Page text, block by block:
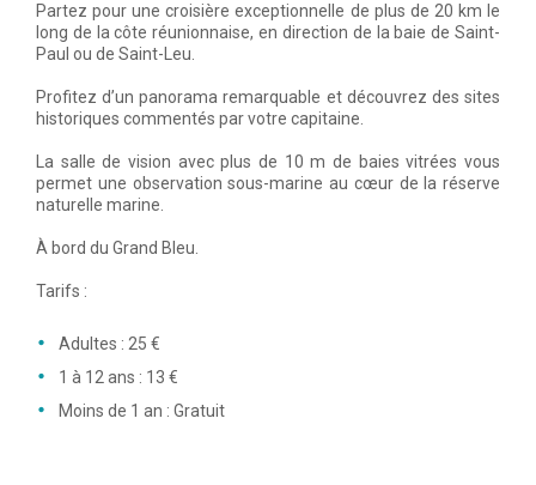
Partez pour une croisière exceptionnelle de plus de 20 km le
long de la côte réunionnaise, en direction de la baie de Saint-
Paul ou de Saint-Leu.
Profitez d’un panorama remarquable et découvrez des sites
historiques commentés par votre capitaine.
La salle de vision avec plus de 10 m de baies vitrées vous
permet une observation sous-marine au cœur de la réserve
naturelle marine.
À bord du Grand Bleu.
Tarifs :
Adultes : 25 €
1 à 12 ans : 13 €
Moins de 1 an : Gratuit